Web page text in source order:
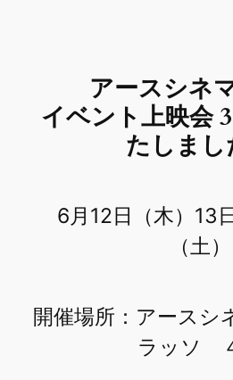
アースシネ
イベント上映会
たしまし
​6月12日（木）13
（土）
開催場所：アース
ラッソ